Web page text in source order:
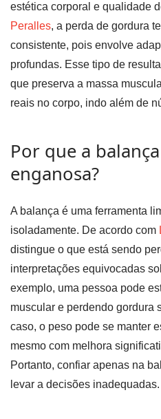
estética corporal e qualidade
Peralles, a perda de gordura
consistente, pois envolve
profundas. Esse tipo de
que preserva a massa
reais no corpo, indo além de
Por que a
enganosa?
A balança é uma ferramenta
isoladamente. De acordo com
distingue o que está sendo
interpretações equivocadas
exemplo, uma pessoa pode
muscular e perdendo gordura
caso, o peso pode se manter
mesmo com melhora
Portanto, confiar apenas na
levar a decisões inadequadas.